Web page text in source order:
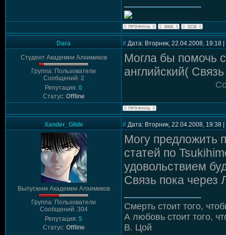
Dara # Дата: Вторник, 22.04.2008,
Студент Академии Алхимиков
Группа: Пользователи
Сообщений: 2
Репутация: 0
Статус: Offline
Могла бы помочь
английский(
Xander_Glide # Дата: Вторник, 22.04.2008,
Выпускник Академии Алхимиков
Группа: Пользователи
Сообщений: 304
Репутация: 5
Статус: Offline
Могу предложить
статей по
удовольствием
Связь пока
Смерть стоит того,
А любовь стоит того,
В. Цой